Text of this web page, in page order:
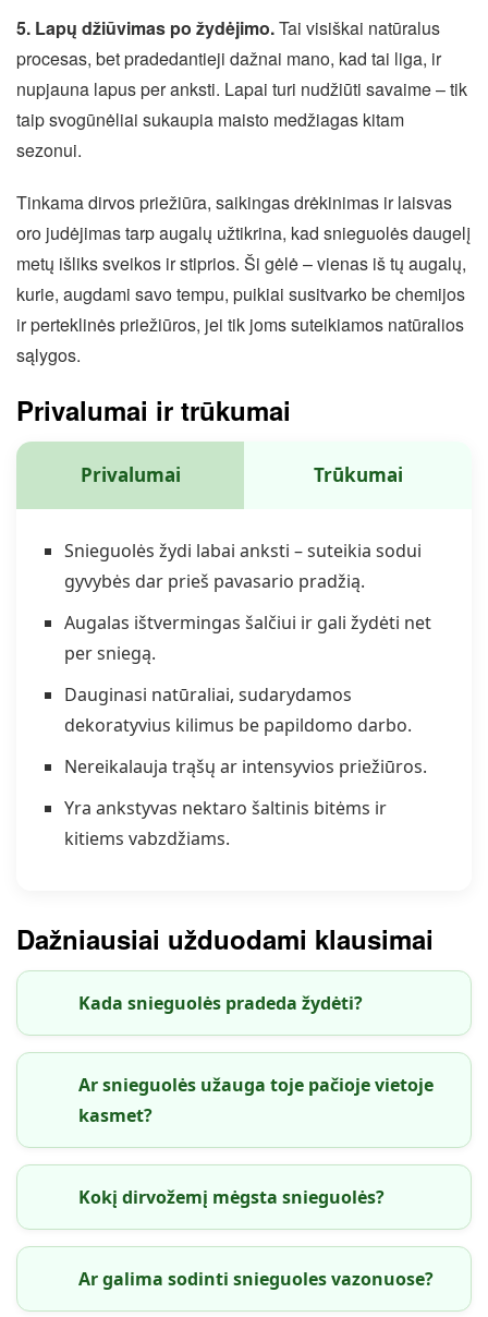
5. Lapų džiūvimas po žydėjimo.Tai visiškai natūralus
procesas, bet pradedantieji dažnai mano, kad tai liga, ir
nupjauna lapus per anksti. Lapai turi nudžiūti savaime – tik
taip svogūnėliai sukaupia maisto medžiagas kitam
sezonui.
Tinkama dirvos priežiūra, saikingas drėkinimas ir laisvas
oro judėjimas tarp augalų užtikrina, kad snieguolės daugelį
metų išliks sveikos ir stiprios. Ši gėlė – vienas iš tų augalų,
kurie, augdami savo tempu, puikiai susitvarko be chemijos
ir perteklinės priežiūros, jei tik joms suteikiamos natūralios
sąlygos.
Privalumai ir trūkumai
Privalumai Trūkumai
Snieguolės žydi labai anksti – suteikia sodui
gyvybės dar prieš pavasario pradžią.
Augalas ištvermingas šalčiui ir gali žydėti net
per sniegą.
Dauginasi natūraliai, sudarydamos
dekoratyvius kilimus be papildomo darbo.
Nereikalauja trąšų ar intensyvios priežiūros.
Yra ankstyvas nektaro šaltinis bitėms ir
kitiems vabzdžiams.
Dažniausiai užduodami klausimai
Kada snieguolės pradeda žydėti?
Ar snieguolės užauga toje pačioje vietoje
kasmet?
Kokį dirvožemį mėgsta snieguolės?
Ar galima sodinti snieguoles vazonuose?